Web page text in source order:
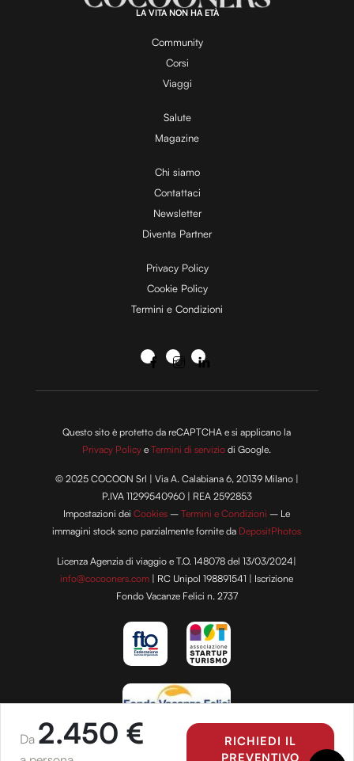
Da 2.450 €
RICHIEDI IL
PREVENTIVO
LA VITA NON HA ETÀ
Community
Corsi
Viaggi
Salute
Magazine
Chi siamo
Contattaci
Newsletter
Diventa Partner
Privacy Policy
Cookie Policy
Termini e Condizioni
Questo sito è protetto da reCAPTCHA e si applicano la
Privacy Policy eTermini di servizio di Google.
© 2025 COCOON Srl | Via A. Calabiana 6, 20139 Milano |
P.IVA 11299540960 | REA 2592853
Impostazioni deiCookies –Termini e Condizioni – Le
immagini stock sono parzialmente fornite da DepositPhotos
Licenza Agenzia di viaggio e T.O. 148078 del 13/03/2024|
info@cocooners.com | RC Unipol 198891541 | Iscrizione
Fondo Vacanze Felici n. 2737